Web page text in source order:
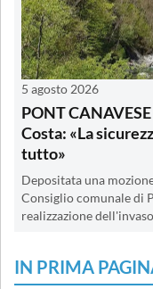
5 agosto 2026
PONT
Costa: «La
tutto»
Depositata una
Consiglio comunale di
realizzazione
IN PRIMA